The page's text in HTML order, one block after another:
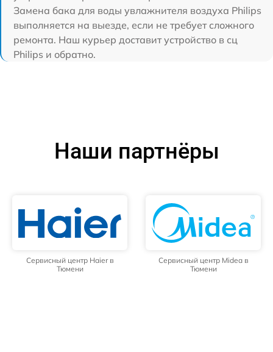
Замена бака для воды увлажнителя воздуха Philips
выполняется на выезде, если не требует сложного
ремонта. Наш курьер доставит устройство в сц
Philips и обратно.
Наши партнёры
Сервисный центр Haier в
Тюмени
Сервисный центр Midea в
Тюмени